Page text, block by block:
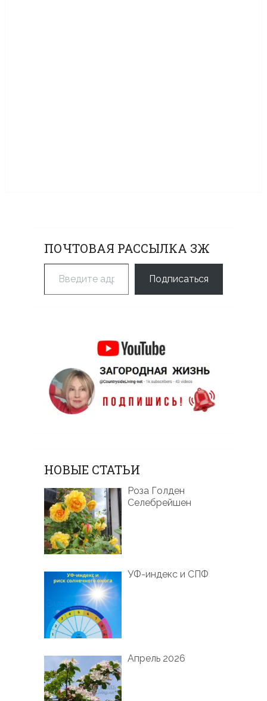
ПОЧТОВАЯ РАССЫЛКА ЗЖ
Введите адрес электронной почты…
Подписаться
НОВЫЕ СТАТЬИ
Роза Голден
Селебрейшен
УФ-индекс и СПФ
Апрель 2026